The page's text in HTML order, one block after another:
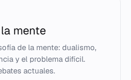
mente
de la mente: dualismo,
y el problema difícil.
actuales.